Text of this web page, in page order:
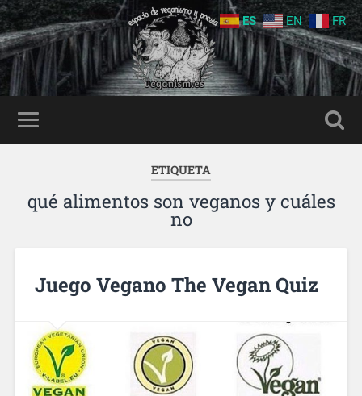
ETIQUETA
qué alimentos son veganos y cuáles
no
Juego Vegano The Vegan Quiz
ES EN FR